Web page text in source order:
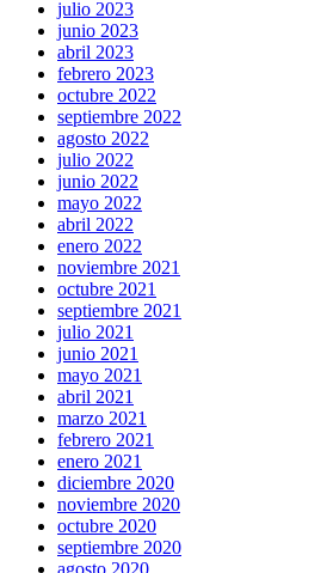
julio 2023
junio 2023
abril 2023
febrero 2023
octubre 2022
septiembre 2022
agosto 2022
julio 2022
junio 2022
mayo 2022
abril 2022
enero 2022
noviembre 2021
octubre 2021
septiembre 2021
julio 2021
junio 2021
mayo 2021
abril 2021
marzo 2021
febrero 2021
enero 2021
diciembre 2020
noviembre 2020
octubre 2020
septiembre 2020
agosto 2020